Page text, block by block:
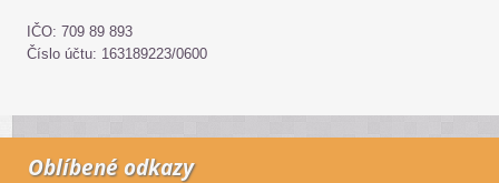
IČO: 709 89 893
Číslo účtu: 163189223/0600
Oblíbené odkazy